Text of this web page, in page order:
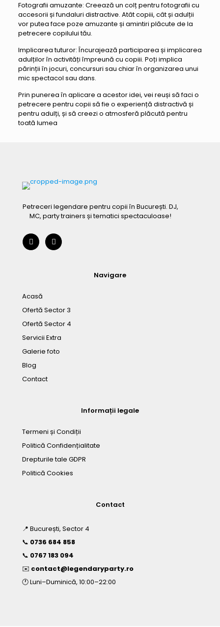
Fotografii amuzante: Creează un colț pentru fotografii cu
accesorii și fundaluri distractive. Atât copiii, cât și adulții
vor putea face poze amuzante și amintiri plăcute de la
petrecere copilului tău.
Implicarea tuturor: Încurajează participarea și implicarea
adulților în activități împreună cu copiii. Poți implica
părinții în jocuri, concursuri sau chiar în organizarea unui
mic spectacol sau dans.
Prin punerea în aplicare a acestor idei, vei reuși să faci o
petrecere pentru copii să fie o experiență distractivă și
pentru adulți, și să creezi o atmosferă plăcută pentru
toată lumea
Petreceri legendare pentru copii în București. DJ,
MC, party trainers și tematici spectaculoase!
Navigare
Acasă
Ofertă Sector 3
Ofertă Sector 4
Servicii Extra
Galerie foto
Blog
Contact
Informații legale
Termeni și Condiții
Politică Confidențialitate
Drepturile tale GDPR
Politică Cookies
Contact
📍 București, Sector 4
📞 0736 684 858
📞 0767 183 094
✉️ contact@legendaryparty.ro
🕐 Luni–Duminică, 10:00–22:00